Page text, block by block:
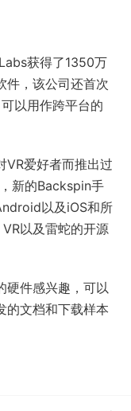
获得了1350万
件，该公司还首次
以用作跨平台的
VR爱好者而推出过
新的Backspin手
以及iOS和所
以及雷蛇的开源
硬件感兴趣，可以
的文档和下载样本